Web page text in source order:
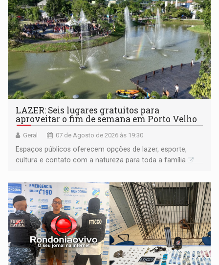
LAZER: Seis lugares gratuitos para
aproveitar o fim de semana em Porto Velho
Geral 07 de Agosto de 2026 às 19:30
Espaços públicos oferecem opções de lazer, esporte,
cultura e contato com a natureza para toda a família